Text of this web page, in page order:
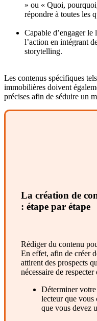
» ou « Quoi,
répondre à toutes les
Capable d’engager le
l’action en intégrant
storytelling.
Les contenus spécifiques
immobilières doivent
précises afin de séduire un
La création de
: étape par étape
Rédiger du contenu
En effet, afin de créer
attirent des prospects
nécessaire de
Déterminer
lecteur que vous
que vous devez